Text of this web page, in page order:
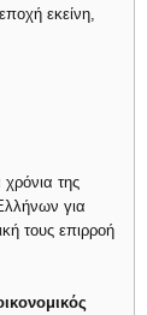
εκείνη,
της
για
τους επιρροή